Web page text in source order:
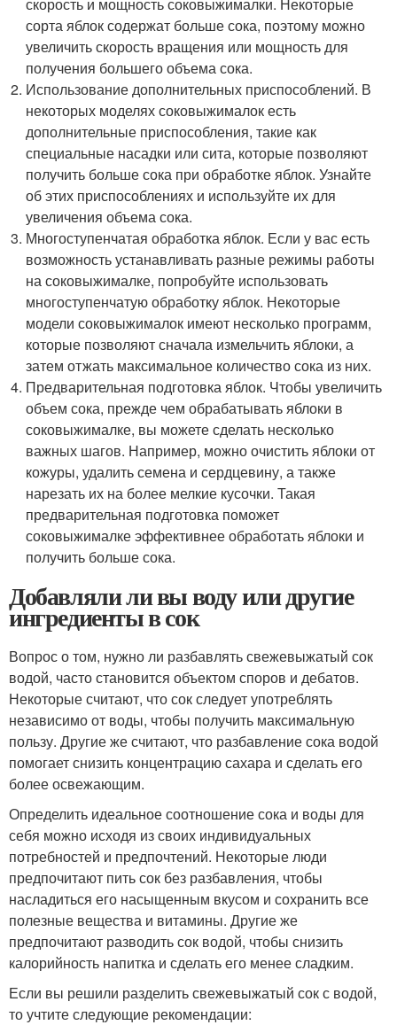
сорта яблок содержат больше сока, поэтому можно
увеличить скорость вращения или мощность для
получения большего объема сока.
Использование дополнительных приспособлений. В
некоторых моделях соковыжималок есть
дополнительные приспособления, такие как
специальные насадки или сита, которые позволяют
получить больше сока при обработке яблок. Узнайте
об этих приспособлениях и используйте их для
увеличения объема сока.
Многоступенчатая обработка яблок. Если у вас есть
возможность устанавливать разные режимы работы
на соковыжималке, попробуйте использовать
многоступенчатую обработку яблок. Некоторые
модели соковыжималок имеют несколько программ,
которые позволяют сначала измельчить яблоки, а
затем отжать максимальное количество сока из них.
Предварительная подготовка яблок. Чтобы увеличить
объем сока, прежде чем обрабатывать яблоки в
соковыжималке, вы можете сделать несколько
важных шагов. Например, можно очистить яблоки от
кожуры, удалить семена и сердцевину, а также
нарезать их на более мелкие кусочки. Такая
предварительная подготовка поможет
соковыжималке эффективнее обработать яблоки и
получить больше сока.
Добавляли ли вы воду или другие
ингредиенты в сок
Вопрос о том, нужно ли разбавлять свежевыжатый сок
водой, часто становится объектом споров и дебатов.
Некоторые считают, что сок следует употреблять
независимо от воды, чтобы получить максимальную
пользу. Другие же считают, что разбавление сока водой
помогает снизить концентрацию сахара и сделать его
более освежающим.
Определить идеальное соотношение сока и воды для
себя можно исходя из своих индивидуальных
потребностей и предпочтений. Некоторые люди
предпочитают пить сок без разбавления, чтобы
насладиться его насыщенным вкусом и сохранить все
полезные вещества и витамины. Другие же
предпочитают разводить сок водой, чтобы снизить
калорийность напитка и сделать его менее сладким.
Если вы решили разделить свежевыжатый сок с водой,
то учтите следующие рекомендации: